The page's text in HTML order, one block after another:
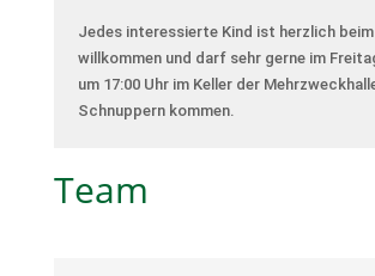
Jedes interessierte Kind ist herzlich
willkommen und darf sehr gerne im
um 17:00 Uhr im Keller der
Schnuppern kommen.
Team